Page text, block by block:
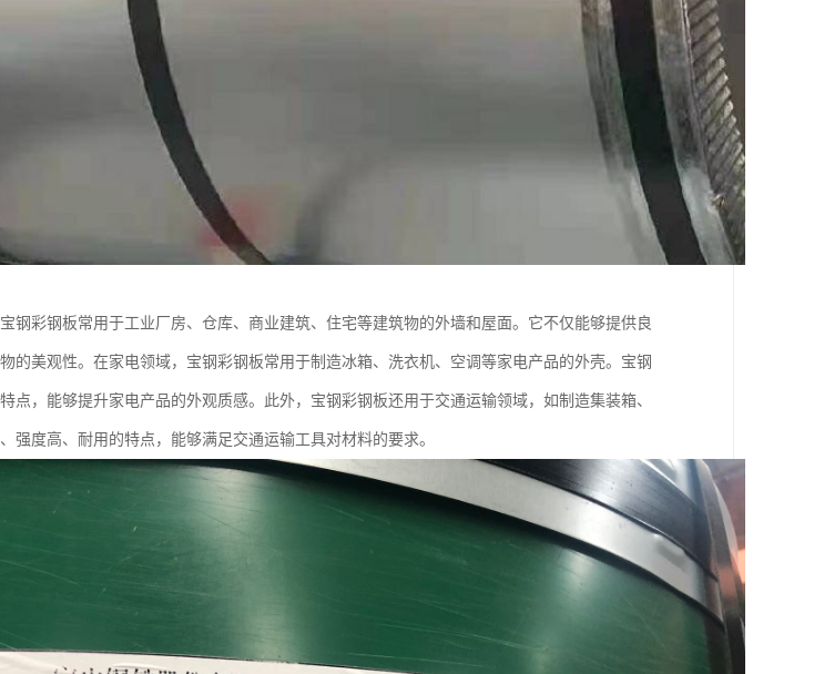
钢彩钢板常用于工业厂房、仓库、商业建筑、住宅等建筑物的外墙和屋面。它不仅能够提供良
的美观性。在家电领域，宝钢彩钢板常用于制造冰箱、洗衣机、空调等家电产品的外壳。宝钢
点，能够提升家电产品的外观质感。此外，宝钢彩钢板还用于交通运输领域，如制造集装箱、
强度高、耐用的特点，能够满足交通运输工具对材料的要求。